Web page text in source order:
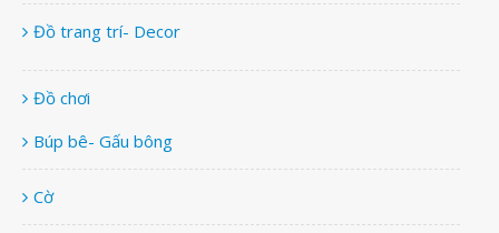
Đồ trang trí- Decor
Đồ chơi
Búp bê- Gấu bông
Cờ